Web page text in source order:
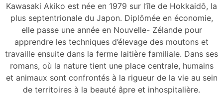
Kawasaki Akiko est née en 1979 sur l’île de Hokkaidô, la
plus septentrionale du Japon. Diplômée en économie,
elle passe une année en Nouvelle- Zélande pour
apprendre les techniques d’élevage des moutons et
travaille ensuite dans la ferme laitière familiale. Dans ses
romans, où la nature tient une place centrale, humains
et animaux sont confrontés à la rigueur de la vie au sein
de territoires à la beauté âpre et inhospitalière.